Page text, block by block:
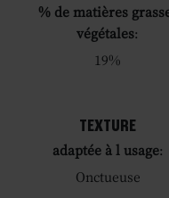
% de matières
végétales:
19%
TEXTURE
adaptée à l usage:
Onctueuse